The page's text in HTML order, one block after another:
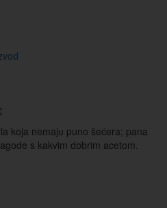
koja nemaju puno šećera; pana
s kakvim dobrim acetom.